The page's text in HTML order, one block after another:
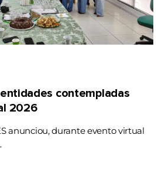
contempladas
2026
anunciou, durante evento virtual